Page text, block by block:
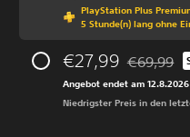
PlayStation Plus
5 Stunde(n) lang ohne
€27,99 €69,99
Angebot endet am 12.8.2026
Niedrigster Preis in den